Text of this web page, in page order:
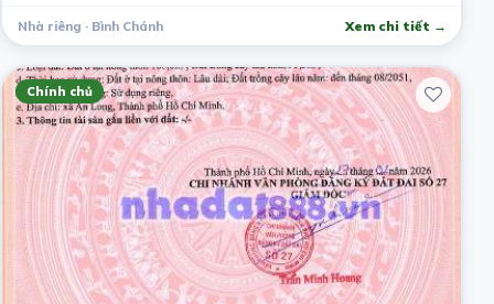
Nhà riêng · Bình Chánh Xem chi tiết →
Chính chủ